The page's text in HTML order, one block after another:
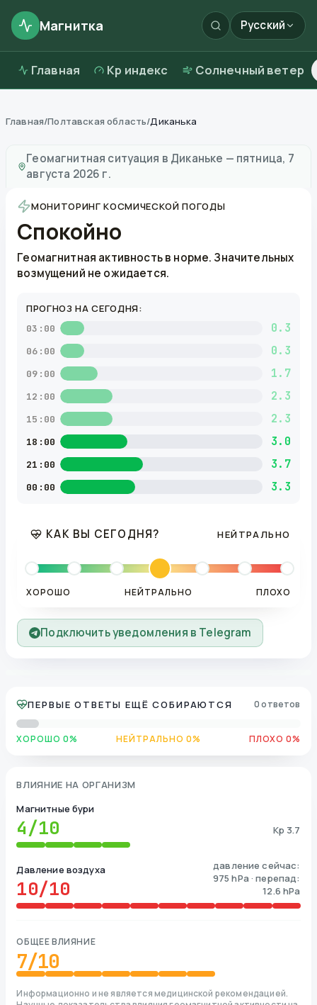
Магнитка Русский
Главная Kp индекс Солнечный ветер
Главная/Полтавская область/Диканька
Геомагнитная ситуация в Диканьке — пятница, 7
августа 2026 г.
МОНИТОРИНГ КОСМИЧЕСКОЙ ПОГОДЫ
Спокойно
Геомагнитная активность в норме. Значительных
возмущений не ожидается.
ПРОГНОЗ НА СЕГОДНЯ:
03:00 0.3
06:00 0.3
09:00 1.7
12:00 2.3
15:00 2.3
18:00 3.0
21:00 3.7
00:00 3.3
КАК ВЫ СЕГОДНЯ? НЕЙТРАЛЬНО
ХОРОШО НЕЙТРАЛЬНО ПЛОХО
Подключить уведомления в Telegram
ПЕРВЫЕ ОТВЕТЫ ЕЩЁ СОБИРАЮТСЯ 0 ответов
ХОРОШО 0% НЕЙТРАЛЬНО 0% ПЛОХО 0%
ВЛИЯНИЕ НА ОРГАНИЗМ
Магнитные бури
4/10 Kp 3.7
Давление воздуха
10/10
давление сейчас:
975 hPa · перепад:
12.6 hPa
ОБЩЕЕ ВЛИЯНИЕ
7/10
Информационно и не является медицинской рекомендацией.